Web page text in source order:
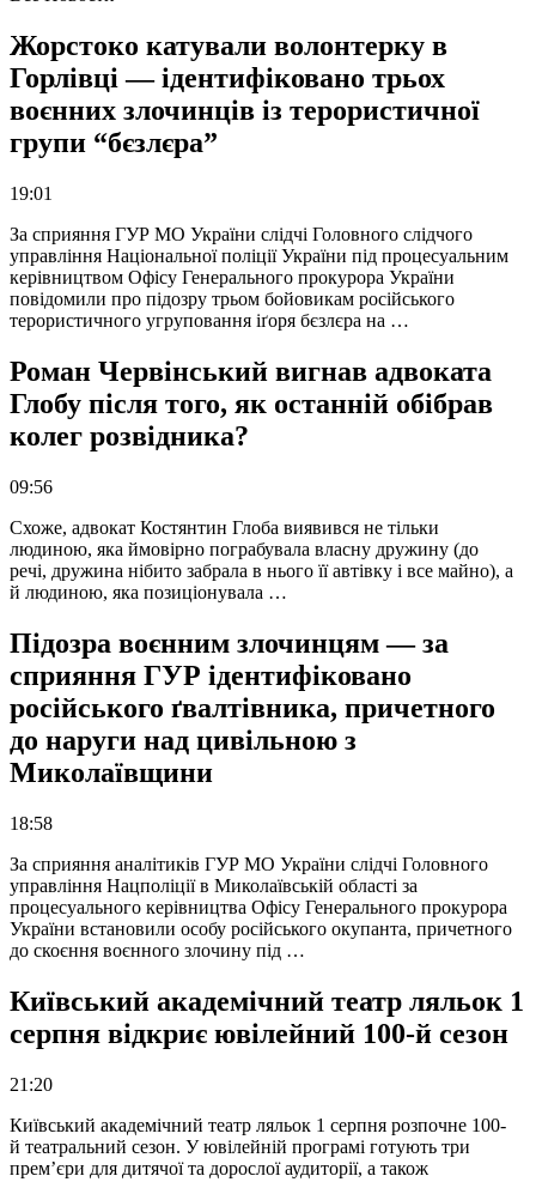
Жорстоко катували волонтерку в
Горлівці — ідентифіковано трьох
воєнних злочинців із терористичної
групи “бєзлєра”
19:01
За сприяння ГУР МО України слідчі Головного слідчого
управління Національної поліції України під процесуальним
керівництвом Офісу Генерального прокурора України
повідомили про підозру трьом бойовикам російського
терористичного угруповання іґоря бєзлєра на …
Роман Червінський вигнав адвоката
Глобу після того, як останній обібрав
колег розвідника?
09:56
Схоже, адвокат Костянтин Глоба виявився не тільки
людиною, яка ймовірно пограбувала власну дружину (до
речі, дружина нібито забрала в нього її автівку і все майно), а
й людиною, яка позиціонувала …
Підозра воєнним злочинцям — за
сприяння ГУР ідентифіковано
російського ґвалтівника, причетного
до наруги над цивільною з
Миколаївщини
18:58
За сприяння аналітиків ГУР МО України слідчі Головного
управління Нацполіції в Миколаївській області за
процесуального керівництва Офісу Генерального прокурора
України встановили особу російського окупанта, причетного
до скоєння воєнного злочину під …
Київський академічний театр ляльок 1
серпня відкриє ювілейний 100-й сезон
21:20
Київський академічний театр ляльок 1 серпня розпочне 100-
й театральний сезон. У ювілейній програмі готують три
прем’єри для дитячої та дорослої аудиторії, а також